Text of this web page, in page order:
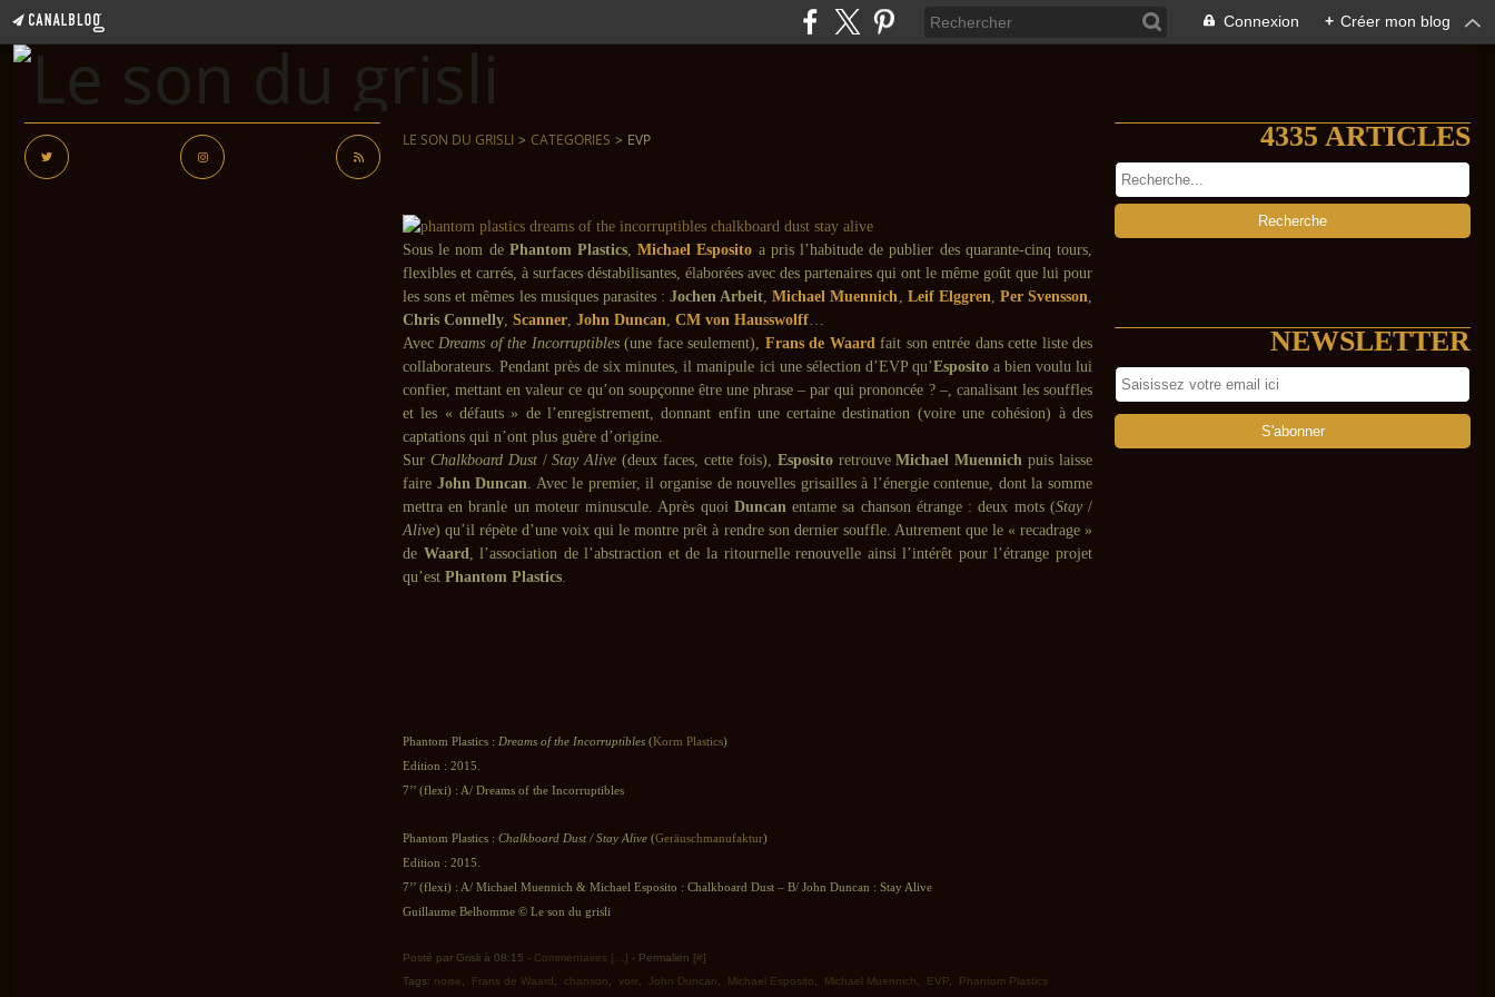
Connexion + Créer mon blog
LE SON DU GRISLI > CATEGORIES > EVP
Sous le nom de Phantom Plastics,Michael Esposito a pris l’habitude de publier des quarante-cinq tours,
flexibles et carrés, à surfaces déstabilisantes, élaborées avec des partenaires qui ont le même goût que lui pour
les sons et mêmes les musiques parasites :Jochen Arbeit,Michael Muennich, Leif Elggren, Per Svensson,
Chris Connelly, Scanner, John Duncan, CM von Hausswolff…
Avec Dreams of the Incorruptibles(une face seulement), Frans de Waardfait son entrée dans cette liste des
collaborateurs. Pendant près de six minutes, il manipule ici une sélection d’EVP qu’Espositoa bien voulu lui
confier, mettant en valeur ce qu’on soupçonne être une phrase – par qui prononcée ? –, canalisant les souffles
et les « défauts » de l’enregistrement, donnant enfin une certaine destination (voire une cohésion) à des
captations qui n’ont plus guère d’origine.
Sur Chalkboard Dust/Stay Alive (deux faces, cette fois), EspositoretrouveMichael Muennich puis laisse
faire John Duncan. Avec le premier, il organise de nouvelles grisailles à l’énergie contenue, dont la somme
mettra en branle un moteur minuscule. Après quoi Duncanentame sa chanson étrange : deux mots (Stay/
Alive) qu’il répète d’une voix qui le montre prêt à rendre son dernier souffle. Autrement que le « recadrage »
de Waard, l’association de l’abstraction et de la ritournelle renouvelle ainsi l’intérêt pour l’étrange projet
qu’est Phantom Plastics.
Phantom Plastics : Dreams of the Incorruptibles (Korm Plastics)
Edition : 2015.
7’’ (flexi) : A/ Dreams of the Incorruptibles
Phantom Plastics : Chalkboard Dust / Stay Alive (Geräuschmanufaktur)
Edition : 2015.
7’’ (flexi) : A/ Michael Muennich & Michael Esposito : Chalkboard Dust – B/ John Duncan : Stay Alive
Guillaume Belhomme © Le son du grisli
Posté par Grisli à 08:15 - Commentaires [ ] - Permalien [#]
Tags: noise Frans de Waard chanson voix John Duncan Michael Esposito Michael Muennich EVP Phantom Plastics
4335 ARTICLES
NEWSLETTER